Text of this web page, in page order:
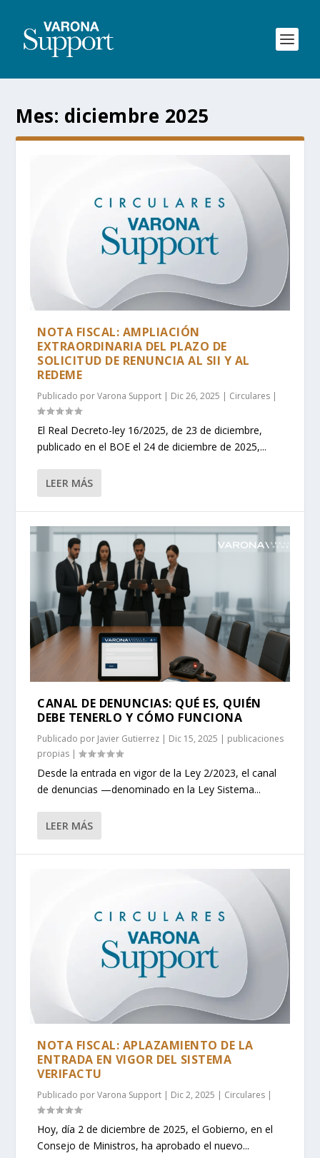
Mes: diciembre 2025
NOTA FISCAL: AMPLIACIÓN
EXTRAORDINARIA DEL PLAZO DE
SOLICITUD DE RENUNCIA AL SII Y AL
REDEME
Publicado porVarona Support | Dic 26, 2025 | Circulares |
El Real Decreto-ley 16/2025, de 23 de diciembre,
publicado en el BOE el 24 de diciembre de 2025,...
LEER MÁS
CANAL DE DENUNCIAS: QUÉ ES, QUIÉN
DEBE TENERLO Y CÓMO FUNCIONA
Publicado por Javier Gutierrez | Dic 15, 2025 | publicaciones
propias |
Desde la entrada en vigor de la Ley 2/2023, el canal
de denuncias —denominado en la Ley Sistema...
LEER MÁS
NOTA FISCAL: APLAZAMIENTO DE LA
ENTRADA EN VIGOR DEL SISTEMA
VERIFACTU
Publicado porVarona Support | Dic 2, 2025 | Circulares |
Hoy, día 2 de diciembre de 2025, el Gobierno, en el
Consejo de Ministros, ha aprobado el nuevo...